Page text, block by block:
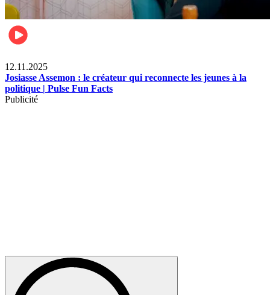
12.11.2025
Josiasse Assemon : le créateur qui reconnecte les jeunes à la
politique | Pulse Fun Facts
Publicité